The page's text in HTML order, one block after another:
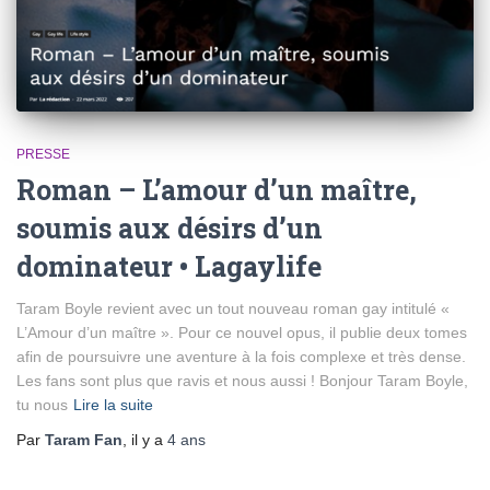
PRESSE
Roman – L’amour d’un maître,
soumis aux désirs d’un
dominateur • Lagaylife
Taram Boyle revient avec un tout nouveau roman gay intitulé «
L’Amour d’un maître ». Pour ce nouvel opus, il publie deux tomes
afin de poursuivre une aventure à la fois complexe et très dense.
Les fans sont plus que ravis et nous aussi ! Bonjour Taram Boyle,
tu nous Lire la suite
Par Taram Fan , il y a 4 ans